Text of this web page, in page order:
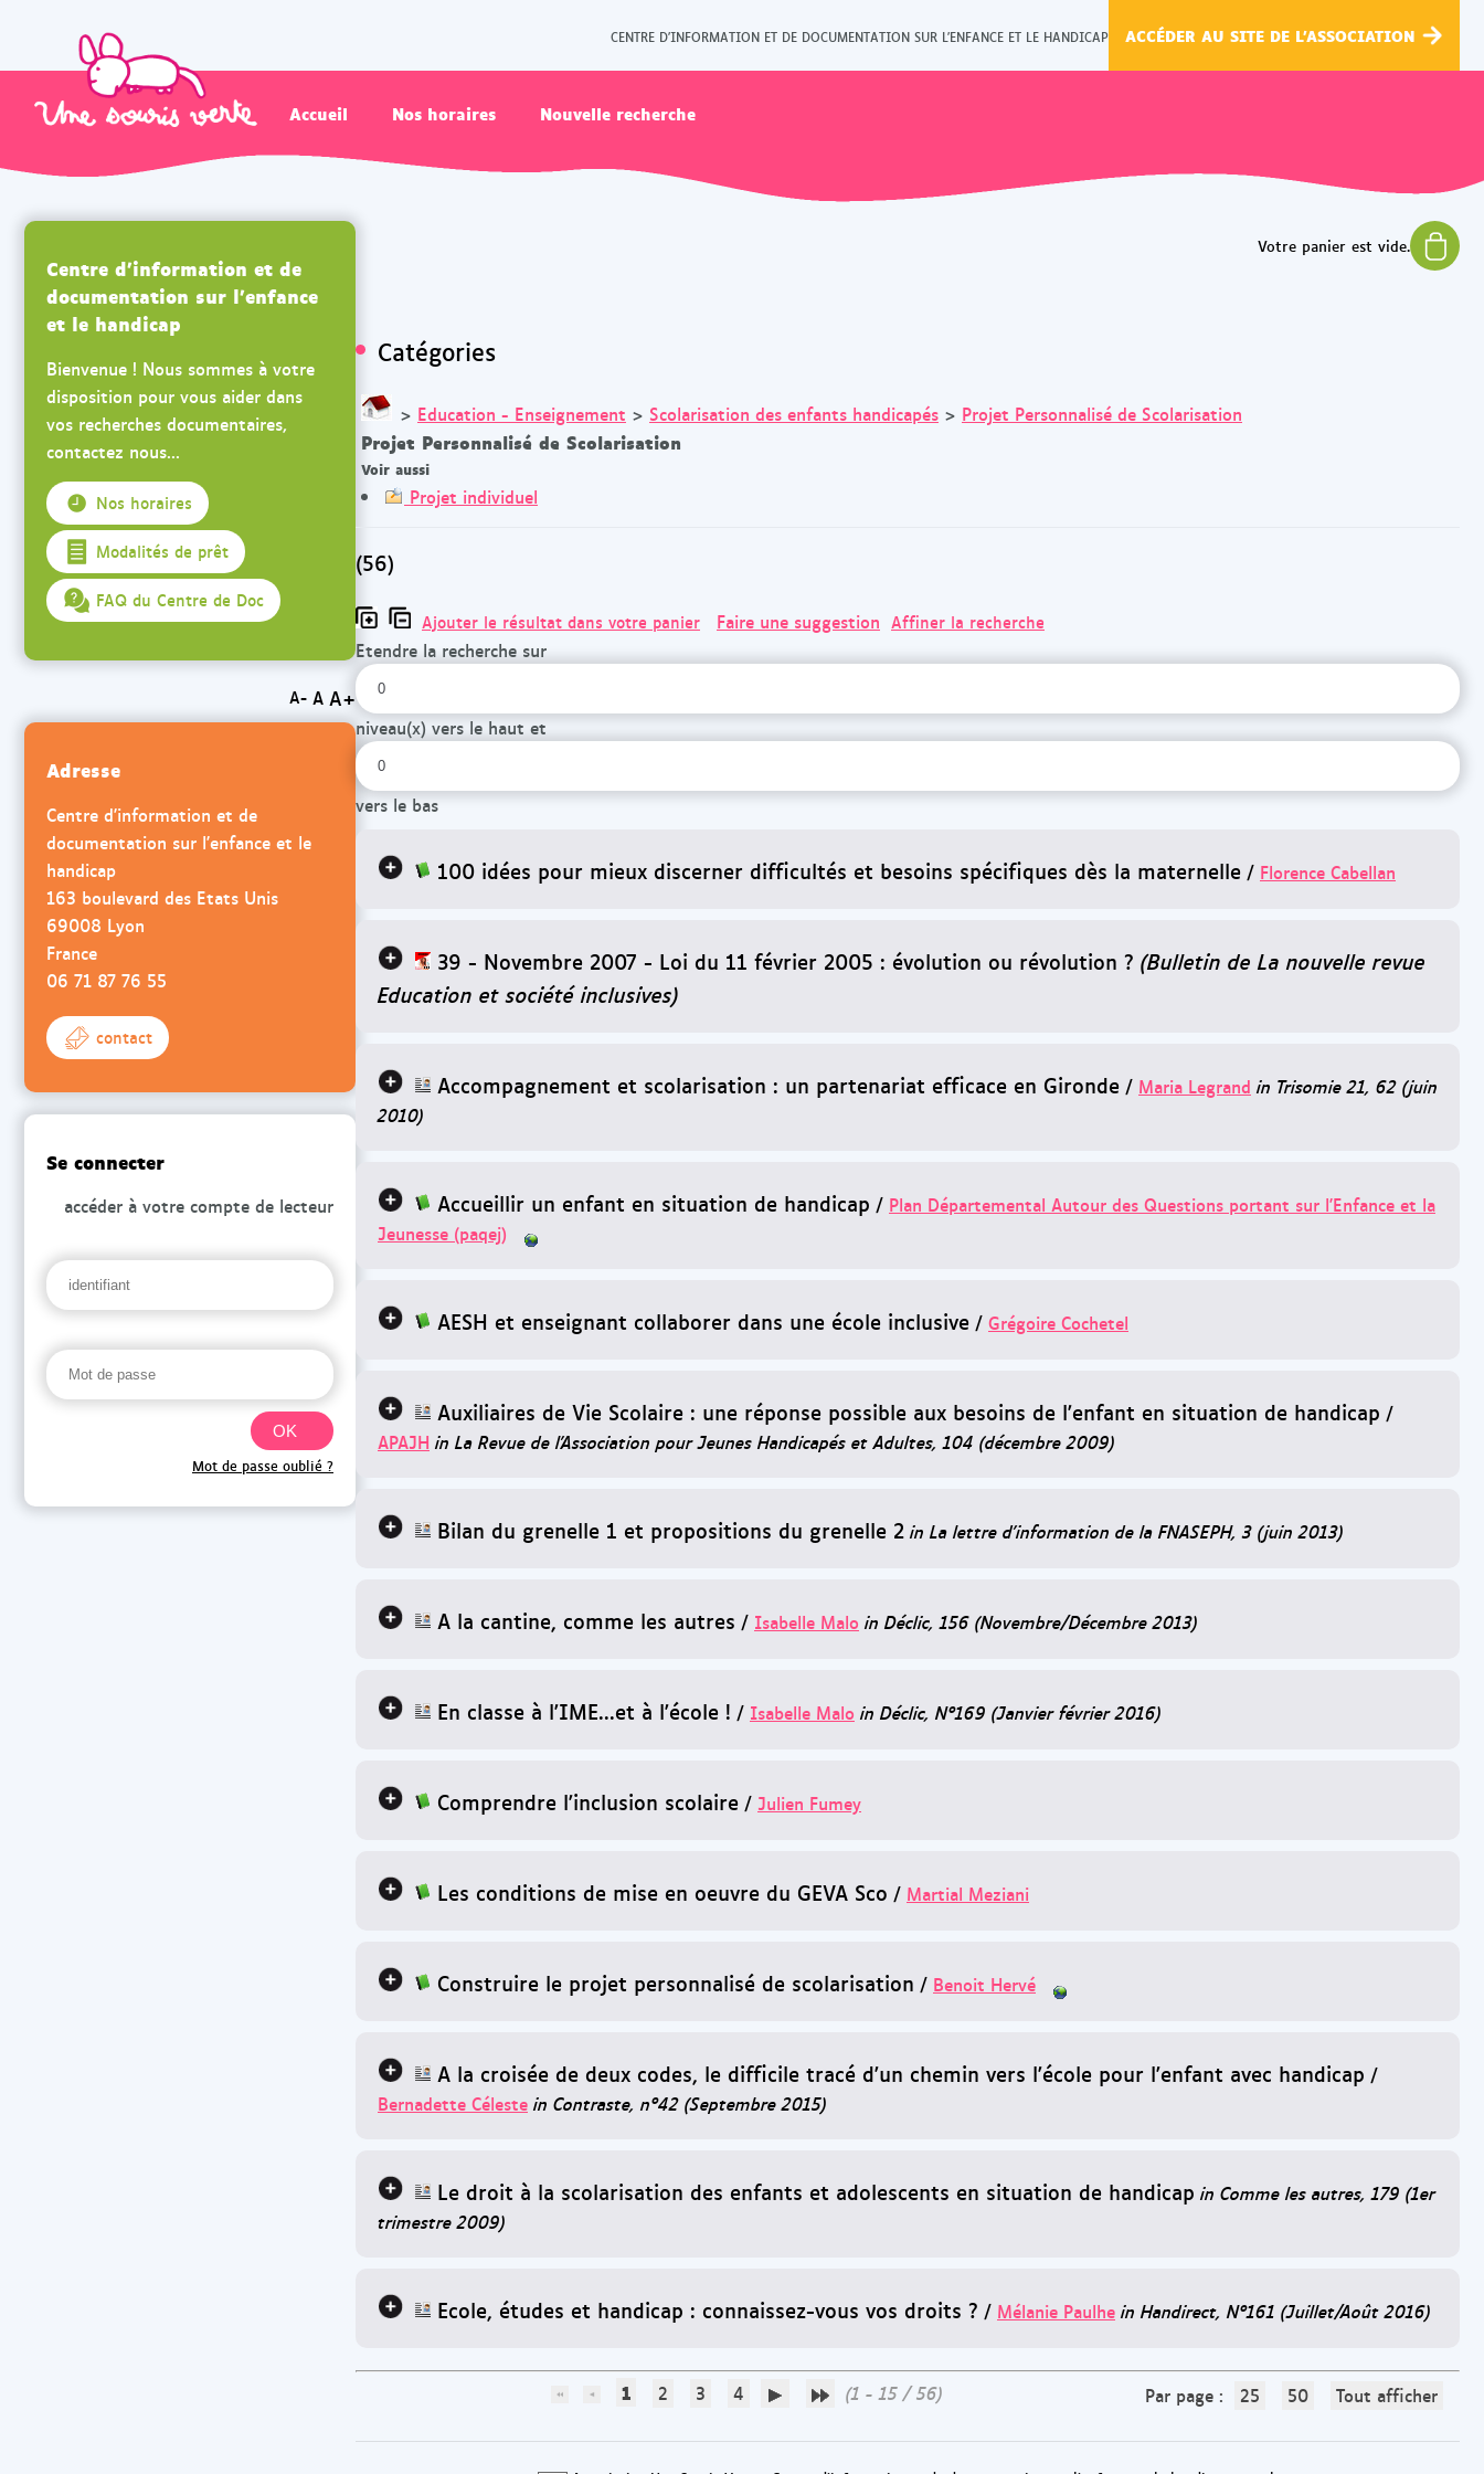
CENTRE D'INFORMATION ET DE DOCUMENTATION SUR L'ENFANCE ET LE HANDICAP ACCÉDER AU SITE DE L'ASSOCIATION
Accueil Nos horaires Nouvelle recherche
Catégories
> Education - Enseignement > Scolarisation des enfants handicapés > Projet Personnalisé de Scolarisation
Projet Personnalisé de Scolarisation
Voir aussi
Projet individuel
(56)
Ajouter le résultat dans votre panier Faire une suggestion Affiner la recherche
Etendre la recherche sur
niveau(x) vers le haut et
vers le bas
100 idées pour mieux discerner difficultés et besoins spécifiques dès la maternelle / Florence Cabellan
39 - Novembre 2007 - Loi du 11 février 2005 : évolution ou révolution ? (Bulletin de La nouvelle revue
Education et société inclusives)
Accompagnement et scolarisation : un partenariat efficace en Gironde / Maria Legrand in Trisomie 21, 62 (juin
2010)
Accueillir un enfant en situation de handicap / Plan Départemental Autour des Questions portant sur l'Enfance et la
Jeunesse (paqej)
AESH et enseignant collaborer dans une école inclusive / Grégoire Cochetel
Auxiliaires de Vie Scolaire : une réponse possible aux besoins de l'enfant en situation de handicap /
APAJH in La Revue de l'Association pour Jeunes Handicapés et Adultes, 104 (décembre 2009)
Bilan du grenelle 1 et propositions du grenelle 2 in La lettre d'information de la FNASEPH, 3 (juin 2013)
A la cantine, comme les autres / Isabelle Malo in Déclic, 156 (Novembre/Décembre 2013)
En classe à l'IME...et à l'école ! / Isabelle Malo in Déclic, N°169 (Janvier février 2016)
Comprendre l'inclusion scolaire / Julien Fumey
Les conditions de mise en oeuvre du GEVA Sco / Martial Meziani
Construire le projet personnalisé de scolarisation / Benoit Hervé
A la croisée de deux codes, le difficile tracé d'un chemin vers l'école pour l'enfant avec handicap /
Bernadette Céleste in Contraste, n°42 (Septembre 2015)
Le droit à la scolarisation des enfants et adolescents en situation de handicap in Comme les autres, 179 (1er
trimestre 2009)
Ecole, études et handicap : connaissez-vous vos droits ? / Mélanie Paulhe in Handirect, N°161 (Juillet/Août 2016)
1 2 3 4 (1 - 15 / 56) Par page : 25 50 Tout afficher
Centre d'information et de
documentation sur l'enfance
et le handicap
Bienvenue ! Nous sommes à votre
disposition pour vous aider dans
vos recherches documentaires,
contactez nous...
Nos horaires
Modalités de prêt
FAQ du Centre de Doc
A- A A+
Adresse
Centre d'information et de
documentation sur l'enfance et le
handicap
163 boulevard des Etats Unis
69008 Lyon
France
06 71 87 76 55
contact
Se connecter
accéder à votre compte de lecteur
Mot de passe oublié ?